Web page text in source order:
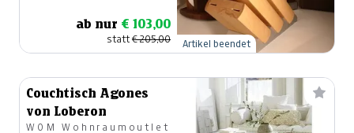
ab nur € 103,00
statt€ 205,00 Artikel beendet
Couchtisch Agones
von Loberon
WOM Wohnraumoutlet